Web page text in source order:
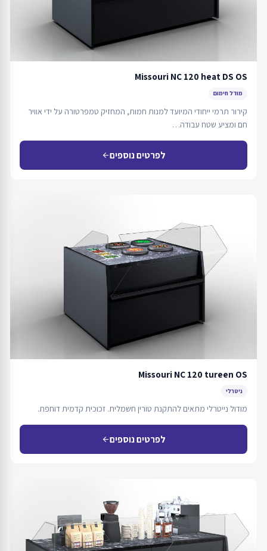
Missouri NC 120 heat DS OS
מודל חימום
קירור תרמי ייחודי המיועד למנות חמות, המחזיק טמפרטורה על ידי אוויר
חם ומציע שטח עבודה…
לפרטים נוספיםarrow_back
Missouri NC 120 tureen OS
ניטרלי
מודול נייטרלי מתאים להתקנת טורין חשמלית. זכוכית קדמית דוחפת.
לפרטים נוספיםarrow_back